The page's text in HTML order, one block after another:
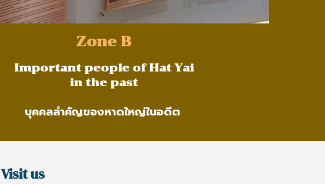
Zone B
Important people of Hat Yai
in the past
บุคคลสำคัญของหาดใหญ่ในอดีต
Visit us